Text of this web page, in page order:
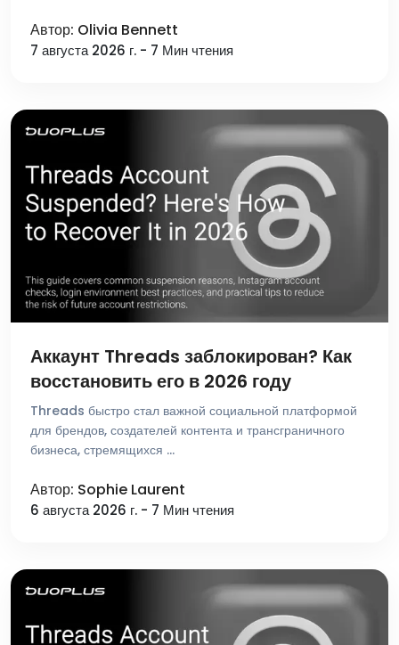
Автор: Olivia Bennett
7 августа 2026 г. - 7 Мин чтения
Аккаунт Threads заблокирован? Как
восстановить его в 2026 году
Threads быстро стал важной социальной платформой
для брендов, создателей контента и трансграничного
бизнеса, стремящихся …
Автор: Sophie Laurent
6 августа 2026 г. - 7 Мин чтения